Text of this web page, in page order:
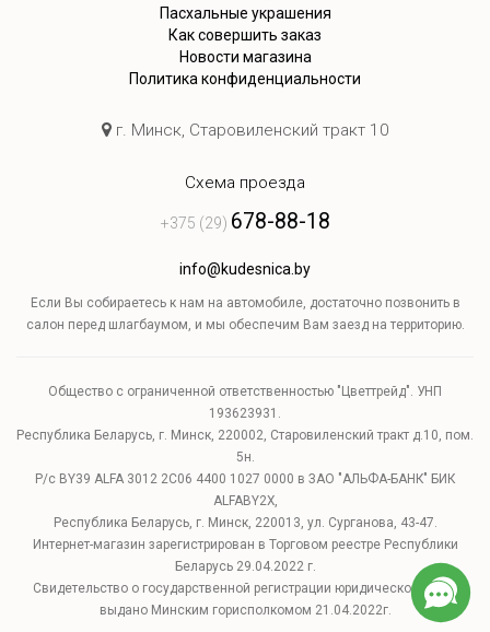
Пасхальные украшения
Как совершить заказ
Новости магазина
Политика конфиденциальности
г. Минск, Старовиленский тракт 10
Схема проезда
+375 (29) 678-88-18
info@kudesnica.by
Если Вы собираетесь к нам на автомобиле, достаточно позвонить в
салон перед шлагбаумом, и мы обеспечим Вам заезд на территорию.
Общество с ограниченной ответственностью "Цветтрейд". УНП
193623931.
Республика Беларусь, г. Минск, 220002, Старовиленский тракт д.10, пом.
5н.
Р/с BY39 ALFA 3012 2C06 4400 1027 0000 в ЗАО "АЛЬФА-БАНК" БИК
ALFABY2X,
Республика Беларусь, г. Минск, 220013, ул. Сурганова, 43-47.
Интернет-магазин зарегистрирован в Торговом реестре Республики
Беларусь 29.04.2022 г.
Свидетельство о государственной регистрации юридического лица
выдано Минским горисполкомом 21.04.2022г.